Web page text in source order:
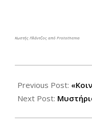
Κωστής Πλάντζος από Protothema
08-
10
Previous Post:
Next Post: